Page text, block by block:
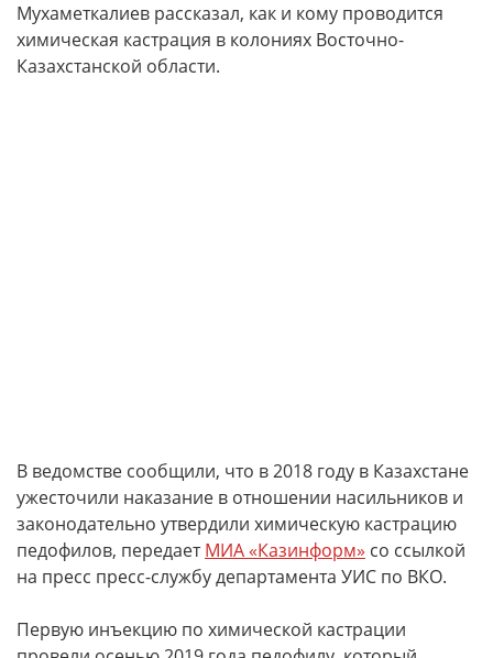
Мухаметкалиев рассказал, как и кому проводится
химическая кастрация в колониях Восточно-
Казахстанской области.
В ведомстве сообщили, что в 2018 году в Казахстане
ужесточили наказание в отношении насильников и
законодательно утвердили химическую кастрацию
педофилов, передаетМИА «Казинформ» со ссылкой
на пресс пресс-службу департамента УИС по ВКО.
Первую инъекцию по химической кастрации